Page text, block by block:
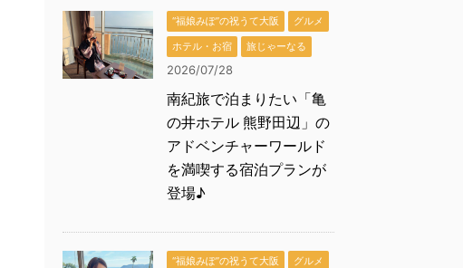
“福娘みぽ”の祝うて大阪
グルメ
ホテル・お宿
旅じゃーなる
2026/07/28
南紀旅で泊まりたい「亀
の井ホテル 熊野田辺」の
アドベンチャーワールド
を満喫する宿泊プランが
登場♪
“福娘みぽ”の祝うて大阪
グルメ